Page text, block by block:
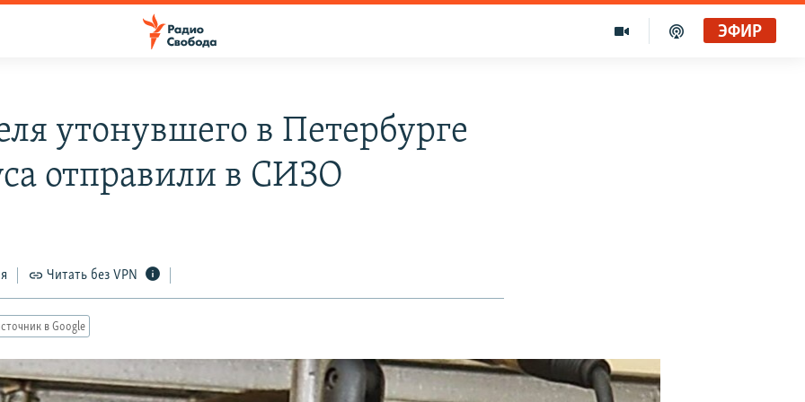
ЭФИР
утонувшего в Петербурге
отправили в СИЗО
Читать без VPN
в Google